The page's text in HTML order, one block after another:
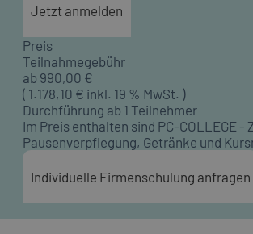
Jetzt anmelden
Preis
Teilnahmegebühr
ab 990,00 €
( 1.178,10 € inkl. 19 % MwSt. )
Durchführung ab 1 Teilnehmer
Im Preis enthalten sind PC-COLLEGE -
Pausenverpflegung, Getränke und
Individuelle Firmenschulung anfragen